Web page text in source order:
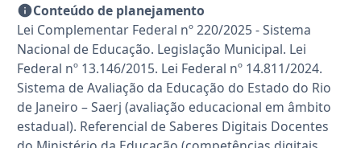
Conteúdo de planejamento
Lei Complementar Federal nº 220/2025 - Sistema
Nacional de Educação. Legislação Municipal. Lei
Federal nº 13.146/2015. Lei Federal nº 14.811/2024.
Sistema de Avaliação da Educação do Estado do Rio
de Janeiro – Saerj (avaliação educacional em âmbito
estadual). Referencial de Saberes Digitais Docentes